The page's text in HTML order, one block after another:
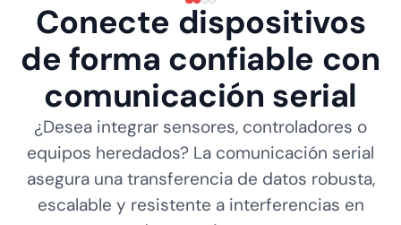
Conecte dispositivos
de forma confiable con
comunicación serial
¿Desea integrar sensores, controladores o
equipos heredados? La comunicación serial
asegura una transferencia de datos robusta,
escalable y resistente a interferencias en